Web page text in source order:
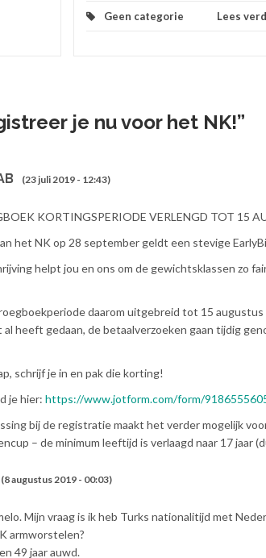
Geen categorie Lees
je nu voor het NK!”
(23 juli 2019 - 12:43)
KORTINGSPERIODE VERLENGD TOT 15
het NK op 28 september geldt een stevige
helpt jou en ons om de gewichtsklassen zo
daarom uitgebreid tot 15 augustus
heeft gedaan, de betaalverzoeken gaan tijdig
schrijf je in en pak die korting!
je hier: https://www.jotform.com/form/
bij de registratie maakt het verder mogelijk
– de minimum leeftijd is verlaagd naar 17 jaar
(8 augustus 2019 - 00:03)
Mijn vraag is ik heb Turks nationalitijd met
armworstelen?
49 jaar auwd.